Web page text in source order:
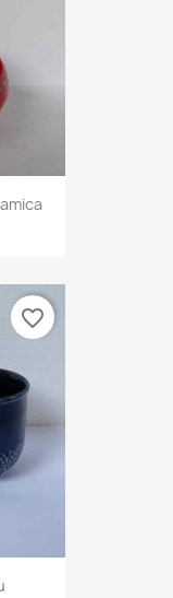
favorite_border